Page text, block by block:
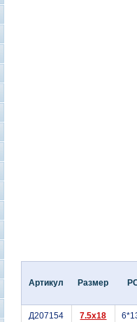
Артикул Размер
Д207154 7.5x18